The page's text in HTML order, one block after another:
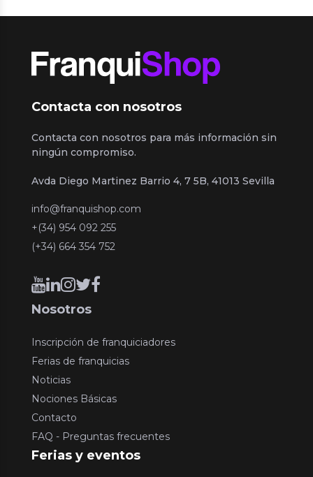
Contacta con nosotros
Contacta con nosotros para más información sin
ningún compromiso.
Avda Diego Martinez Barrio 4, 7 5B, 41013 Sevilla
info@franquishop.com
+(34) 954 092 255
(+34) 664 354 752
Nosotros
Inscripción de franquiciadores
Ferias de franquicias
Noticias
Nociones Básicas
Contacto
FAQ - Preguntas frecuentes
Ferias y eventos